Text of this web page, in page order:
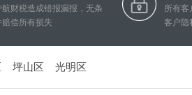
航财税造成错报漏报，无条
赔偿所有损失
所有客
客户隐
坪山区 光明区